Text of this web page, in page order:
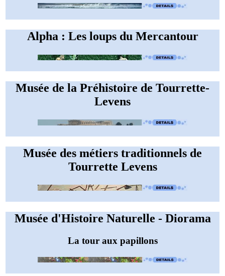
Alpha : Les loups du Mercantour
Musée de la Préhistoire de Tourrette-
Levens
Musée des métiers traditionnels de
Tourrette Levens
Musée d'Histoire Naturelle - Diorama
La tour aux papillons